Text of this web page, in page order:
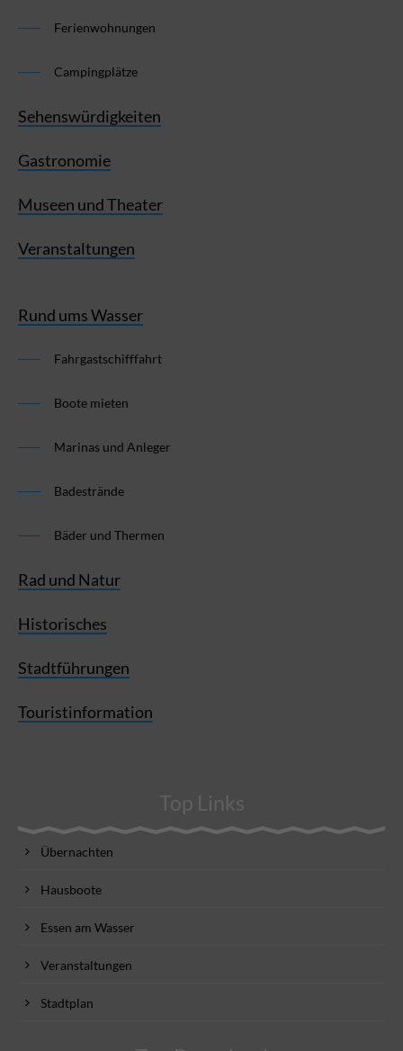
Ferienwohnungen
Campingplätze
Sehenswürdigkeiten
Gastronomie
Museen und Theater
Veranstaltungen
Rund ums Wasser
Fahrgastschifffahrt
Boote mieten
Marinas und Anleger
Badestrände
Bäder und Thermen
Rad und Natur
Historisches
Stadtführungen
Touristinformation
Top Links
Übernachten
Hausboote
Essen am Wasser
Veranstaltungen
Stadtplan